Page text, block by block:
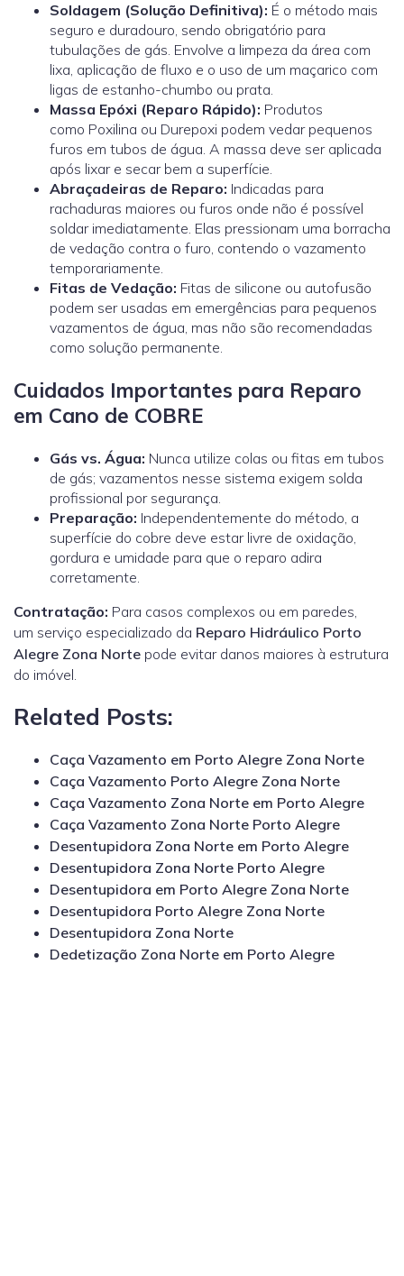
Soldagem (Solução Definitiva): É o método mais
seguro e duradouro, sendo obrigatório para
tubulações de gás. Envolve a limpeza da área com
lixa, aplicação de fluxo e o uso de um maçarico com
ligas de estanho-chumbo ou prata.
Massa Epóxi (Reparo Rápido): Produtos
como Poxilina ou Durepoxi podem vedar pequenos
furos em tubos de água. A massa deve ser aplicada
após lixar e secar bem a superfície.
Abraçadeiras de Reparo: Indicadas para
rachaduras maiores ou furos onde não é possível
soldar imediatamente. Elas pressionam uma borracha
de vedação contra o furo, contendo o vazamento
temporariamente.
Fitas de Vedação: Fitas de silicone ou autofusão
podem ser usadas em emergências para pequenos
vazamentos de água, mas não são recomendadas
como solução permanente.
Cuidados Importantes para Reparo
em Cano de COBRE
Gás vs. Água: Nunca utilize colas ou fitas em tubos
de gás; vazamentos nesse sistema exigem solda
profissional por segurança.
Preparação: Independentemente do método, a
superfície do cobre deve estar livre de oxidação,
gordura e umidade para que o reparo adira
corretamente.
Contratação: Para casos complexos ou em paredes,
um serviço especializado da Reparo Hidráulico Porto
Alegre Zona Norte pode evitar danos maiores à estrutura
do imóvel.
Related Posts:
Caça Vazamento em Porto Alegre Zona Norte
Caça Vazamento Porto Alegre Zona Norte
Caça Vazamento Zona Norte em Porto Alegre
Caça Vazamento Zona Norte Porto Alegre
Desentupidora Zona Norte em Porto Alegre
Desentupidora Zona Norte Porto Alegre
Desentupidora em Porto Alegre Zona Norte
Desentupidora Porto Alegre Zona Norte
Desentupidora Zona Norte
Dedetização Zona Norte em Porto Alegre